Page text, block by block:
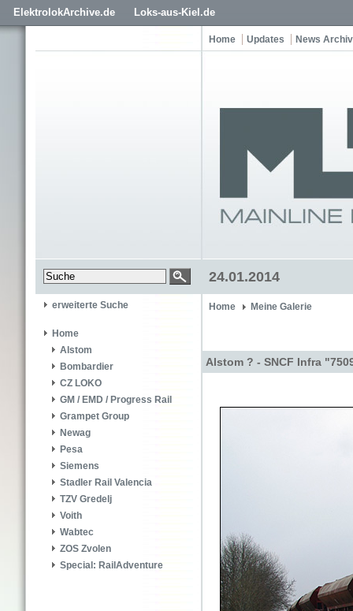
ElektrolokArchive.de Loks-aus-Kiel.de
Home Updates News Archiv
24.01.2014
erweiterte Suche
Home
Alstom
Bombardier
CZ LOKO
GM / EMD / Progress Rail
Grampet Group
Newag
Pesa
Siemens
Stadler Rail Valencia
TZV Gredelj
Voith
Wabtec
ZOS Zvolen
Special: RailAdventure
Home Meine Galerie
Alstom ? - SNCF Infra